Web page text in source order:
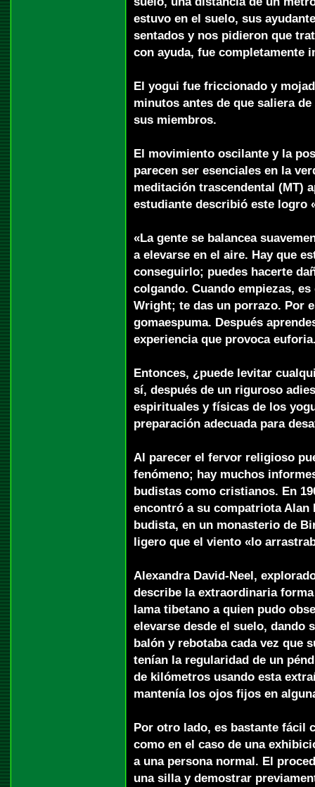
estuvo en el suelo, sus
sentados y nos pidieron que
con ayuda, fue completamente
El yogui fue friccionado y
minutos antes de que saliera
sus miembros.
El movimiento oscilante y la
parecen ser esenciales en la
meditación trascendental (MT)
estudiante describió este logro
«La gente se balancea
a elevarse en el aire. Hay que
conseguirlo; puedes hacerte
colgando. Cuando empiezas,
Wright; te das un porrazo. Por
gomaespuma. Después
experiencia que provoca
Entonces, ¿puede levitar
sí, después de un riguroso
espirituales y físicas de los
preparación adecuada para
Al parecer el fervor religioso
fenómeno; hay muchos
budistas como cristianos. En
encontró a su compatriota Alan
budista, en un monasterio de
ligero que el viento «lo
Alexandra David-Neel,
describe la extraordinaria
lama tibetano a quien pudo
elevarse desde el suelo, dando
balón y rebotaba cada vez que
tenían la regularidad de un
de kilómetros usando esta
mantenía los ojos fijos en
Por otro lado, es bastante fácil
como en el caso de una
a una persona normal. El
una silla y demostrar